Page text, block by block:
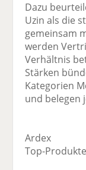
Dazu
Uzin als die
gemeinsam
werden
Verhältnis
Stärken
Kategorien
und belegen
Ardex
Top-